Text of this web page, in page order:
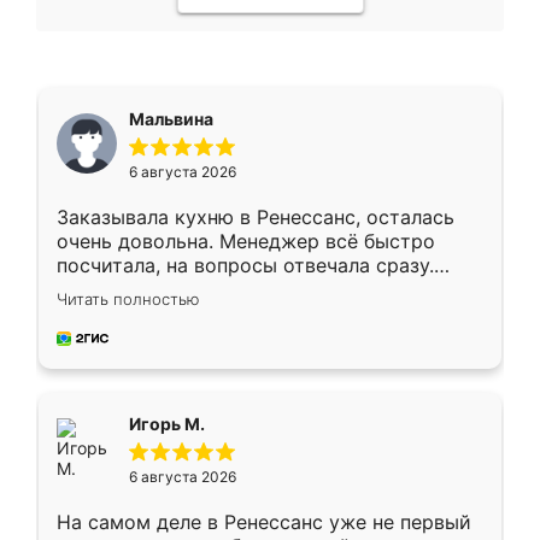
Мальвина
6 августа 2026
Заказывала кухню в Ренессанс, осталась
очень довольна. Менеджер всё быстро
посчитала, на вопросы отвечала сразу.
Замерщик приехал в субботу, подошёл к
делу со всей ответственностью. Собрали
за день, ребята работали аккуратно, даже
Читать полностью
Игорь М.
6 августа 2026
На самом деле в Ренессанс уже не первый